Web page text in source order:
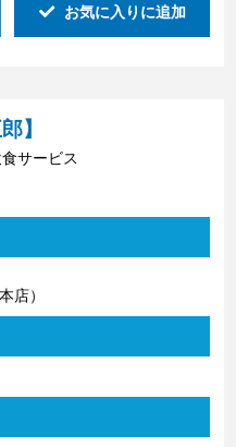
お気に入りに追加
】
サービス
店）